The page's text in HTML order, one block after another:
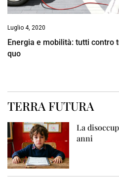
Luglio 4, 2020
Energia e mobilità: tutti contro
quo
TERRA FUTURA
La
anni